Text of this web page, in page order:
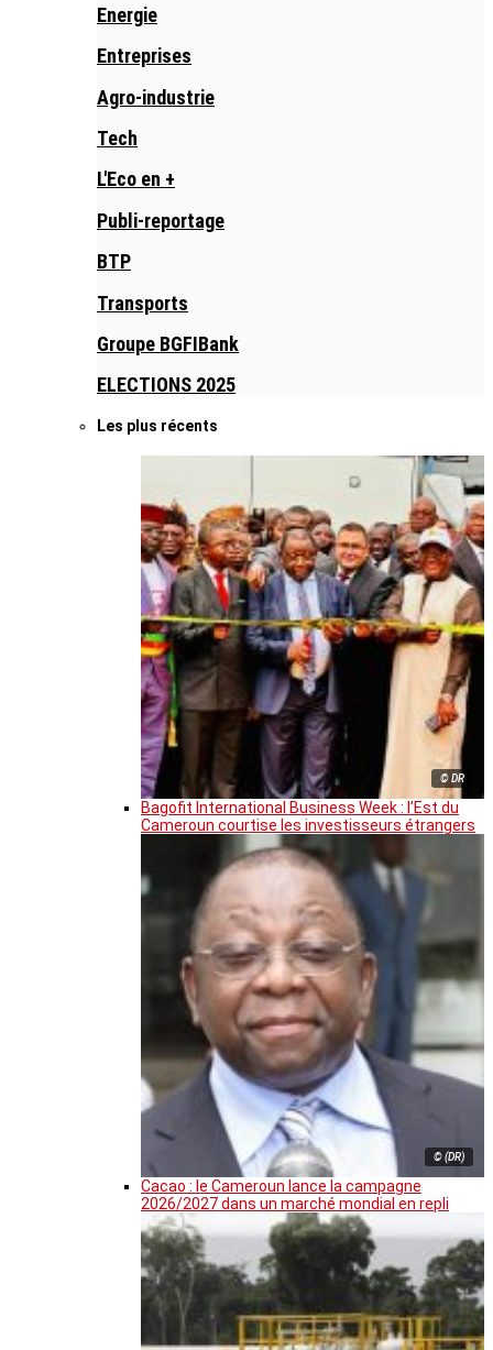
Energie
Entreprises
Agro-industrie
Tech
L'Eco en +
Publi-reportage
BTP
Transports
Groupe BGFIBank
ELECTIONS 2025
Les plus récents
© DR
Bagofit International Business Week : l’Est du
Cameroun courtise les investisseurs étrangers
© (DR)
Cacao : le Cameroun lance la campagne
2026/2027 dans un marché mondial en repli